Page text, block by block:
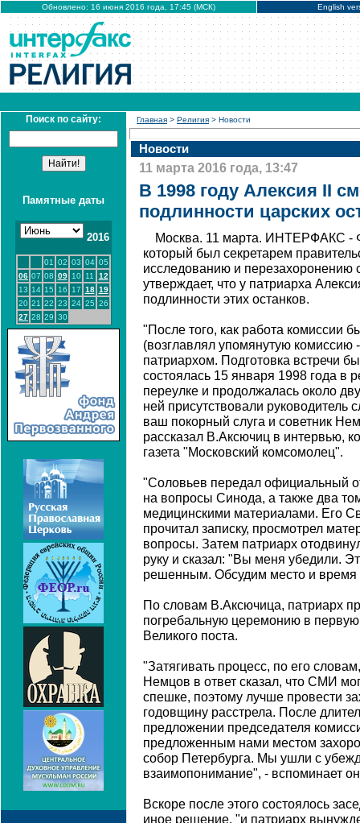
Обновлено: 16 июня 2016 года, 17:45 (МСК) English
Поиск по сайту:
Памятные даты
2016
01 02 03 04 05
06 07 08 09 10 11
12
13 14 15 16 17 18 19
20 21 22 23 24 25 26
27 28 29 30
Главная > Религия > Новости
Новости
11 марта 2016 года, 13:47
В 1998 году Алексия II
подлинности царских
Москва. 11 марта. ИНТЕРФАКС -
который был секретарем
исследованию и перезахоронению
утверждает, что у патриарха
подлинности этих останков.
"После того, как работа комиссии
(возглавлял упомянутую комиссию
патриархом. Подготовка встречи
состоялась 15 января 1998 года в
переулке и продолжалась около
ней присутствовали
ваш покорный слуга и советник
рассказал В.Аксючиц в интервью,
газета "Московский комсомолец".
"Соловьев передал официальный
на вопросы Синода, а также два
медицинскими материалами. Его
прочитал записку, просмотрел
вопросы. Затем патриарх
руку и сказал: "Вы меня убедили.
решенным. Обсудим место и время
По словам В.Аксючица, патриарх
погребальную церемонию в
Великого поста.
"Затягивать процесс, по его
Немцов в ответ сказал, что СМИ
спешке, поэтому лучше провести
годовщину расстрела. После
предложении председателя
предложенным нами местом
собор Петербурга. Мы ушли с
взаимопонимание", - вспоминает
Вскоре после этого состоялось
иное решение, "и патриарх